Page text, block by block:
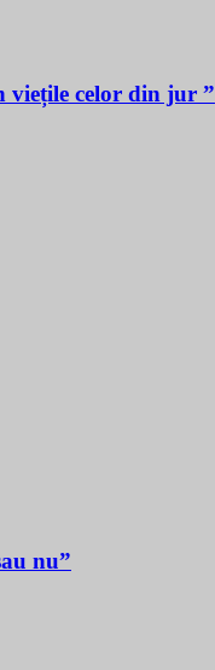
viețile celor din jur ”
nu”